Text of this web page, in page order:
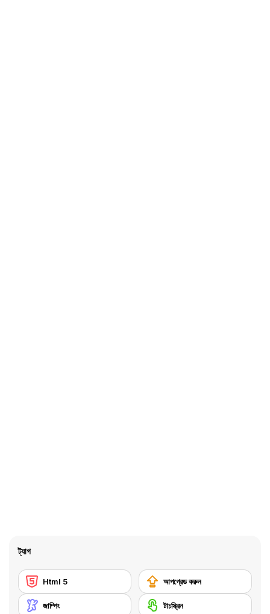
ট্যাগ
Html 5 আপগ্রেড করুন
জাম্পিং টাচস্ক্রিন